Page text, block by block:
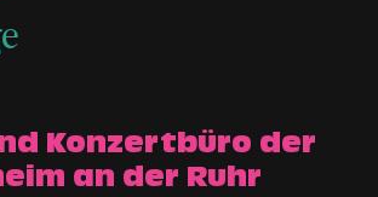
Konzertbüro der
an der Ruhr